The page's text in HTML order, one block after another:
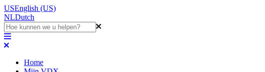
USEnglish (US)
NLDutch
Home